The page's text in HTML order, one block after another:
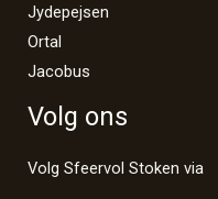
Jydepejsen
Ortal
Jacobus
Volg ons
Volg Sfeervol Stoken via